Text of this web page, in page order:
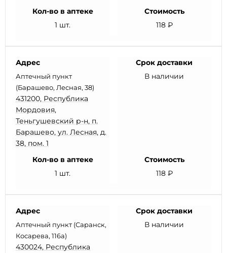
Кол-во в аптеке
1 шт.
Стоимость
118 ₽
Адрес
Аптечный пункт
(Барашево, Лесная, 38)
431200, Республика
Мордовия,
Теньгушевский р-н, п.
Барашево, ул. Лесная, д.
38, пом. 1
Срок доставки
В наличии
Кол-во в аптеке
1 шт.
Стоимость
118 ₽
Адрес
Аптечный пункт (Саранск,
Косарева, 116а)
430024, Республика
Срок доставки
В наличии